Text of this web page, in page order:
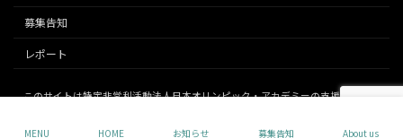
募集告知
レポート
このサイトは特定非営利活動法人日本オリンピック・アカデミーの支援により運
Rights Reserved.
MENU HOME お知らせ 募集告知 About us